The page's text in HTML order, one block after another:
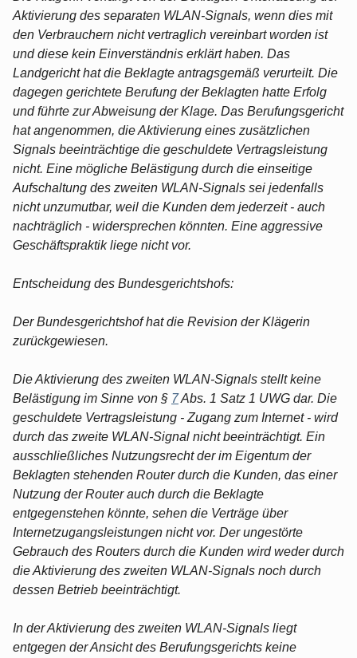
Aktivierung des separaten WLAN-Signals, wenn dies mit
den Verbrauchern nicht vertraglich vereinbart worden ist
und diese kein Einverständnis erklärt haben. Das
Landgericht hat die Beklagte antragsgemäß verurteilt. Die
dagegen gerichtete Berufung der Beklagten hatte Erfolg
und führte zur Abweisung der Klage. Das Berufungsgericht
hat angenommen, die Aktivierung eines zusätzlichen
Signals beeinträchtige die geschuldete Vertragsleistung
nicht. Eine mögliche Belästigung durch die einseitige
Aufschaltung des zweiten WLAN-Signals sei jedenfalls
nicht unzumutbar, weil die Kunden dem jederzeit - auch
nachträglich - widersprechen könnten. Eine aggressive
Geschäftspraktik liege nicht vor.
Entscheidung des Bundesgerichtshofs:
Der Bundesgerichtshof hat die Revision der Klägerin
zurückgewiesen.
Die Aktivierung des zweiten WLAN-Signals stellt keine
Belästigung im Sinne von § 7Abs. 1 Satz 1 UWG dar. Die
geschuldete Vertragsleistung - Zugang zum Internet - wird
durch das zweite WLAN-Signal nicht beeinträchtigt. Ein
ausschließliches Nutzungsrecht der im Eigentum der
Beklagten stehenden Router durch die Kunden, das einer
Nutzung der Router auch durch die Beklagte
entgegenstehen könnte, sehen die Verträge über
Internetzugangsleistungen nicht vor. Der ungestörte
Gebrauch des Routers durch die Kunden wird weder durch
die Aktivierung des zweiten WLAN-Signals noch durch
dessen Betrieb beeinträchtigt.
In der Aktivierung des zweiten WLAN-Signals liegt
entgegen der Ansicht des Berufungsgerichts keine